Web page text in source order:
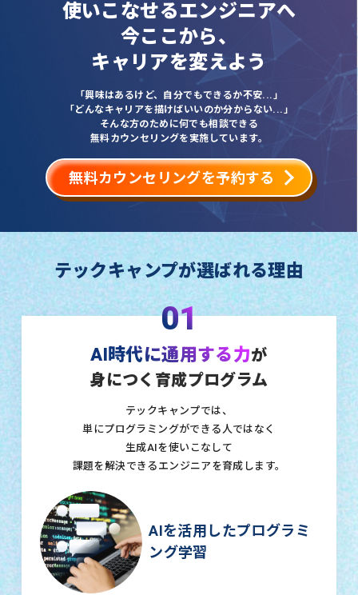
使いこなせるエンジニアへ
今ここから、
キャリアを変えよう
「興味はあるけど、自分でもできるか不安...」
「どんなキャリアを描けばいいのか分からない...」
そんな方のために何でも相談できる
無料カウンセリングを実施しています。
無料カウンセリングを予約する
テックキャンプが選ばれる理由
01
AI時代に通用する力が
身につく育成プログラム
テックキャンプでは、
単にプログラミングができる人ではなく
生成AIを使いこなして
課題を解決できるエンジニアを育成します。
AIを活用したプログラミ
ング学習